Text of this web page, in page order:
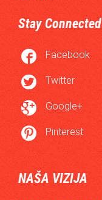
Stay Connected
 Facebook
 Twitter
 Google+
 Pinterest
NAŠA VIZIJA